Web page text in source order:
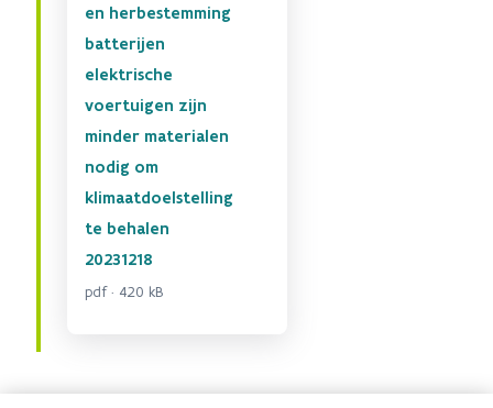
en herbestemming
batterijen
elektrische
voertuigen zijn
minder materialen
nodig om
klimaatdoelstelling
te behalen
20231218
pdf · 420 kB